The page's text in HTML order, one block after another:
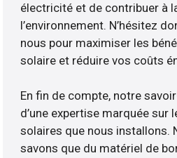
électricité et de contribuer à
l’environnement. N’hésitez
nous pour maximiser les
solaire et réduire vos coûts
En fin de compte, notre
d’une expertise marquée sur
solaires que nous installons.
savons que du matériel de